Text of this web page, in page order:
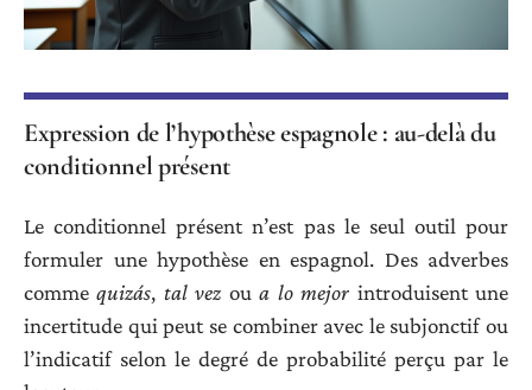
Expression de l’hypothèse espagnole : au-delà du
conditionnel présent
Le conditionnel présent n’est pas le seul outil pour
formuler une hypothèse en espagnol. Des adverbes
commequizás, tal vez oua lo mejor introduisent une
incertitude qui peut se combiner avec le subjonctif ou
l’indicatif selon le degré de probabilité perçu par le